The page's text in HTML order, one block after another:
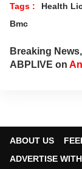
Tags : Health
Bmc
Breaking
ABPLIVE on
ABOUT US
ADVERTISE